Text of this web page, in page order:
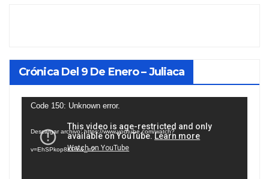
Crónica Del 9 De Enero – Juliaca
Reproductor
vídeo
Code 150: Unknown error.
Descargar archivo: https://www.youtube.com/watch?
v=EhSPkop8KPY&_=2